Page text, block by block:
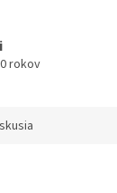
rokov